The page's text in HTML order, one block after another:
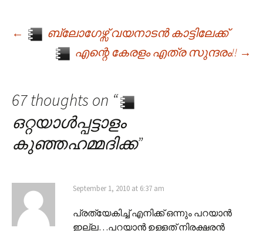
Post navigation
←
ബ്ലോഗേഴ്സ് വയനാടൻ കാട്ടിലേക്ക്
എന്റെ കേരളം എത്ര സുന്ദരം!! →
67 thoughts on “
ഒറ്റയാള്‍പ്പട്ടാളം
കുഞ്ഞഹമ്മദിക്ക”
September 1, 2010 at 6:37 am
പ്രത്യേകിച്ച് എനിക്ക് ഒന്നും പറയാന്‍
ഇല്ല…പറയാന്‍ ഉള്ളത് നിരക്ഷരന്‍